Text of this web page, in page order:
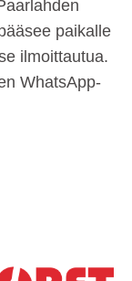
paikalle
ilmoittautua.
WhatsApp-